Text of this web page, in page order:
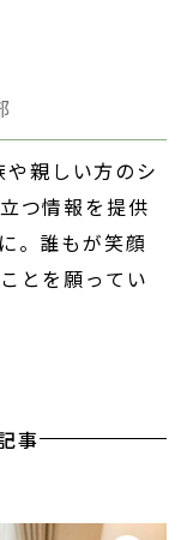
親しい方のシ
つ情報を提供
。誰もが笑顔
とを願ってい
事